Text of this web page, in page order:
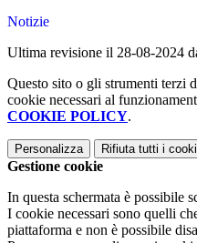
Notizie
Ultima revisione il 28-08-2024
Questo sito o gli strumenti terzi
cookie necessari al
COOKIE POLICY.
Personalizza Rifiuta tutti i
Gestione cookie
In questa schermata è possibile
I cookie necessari sono quelli
piattaforma e non è possibile